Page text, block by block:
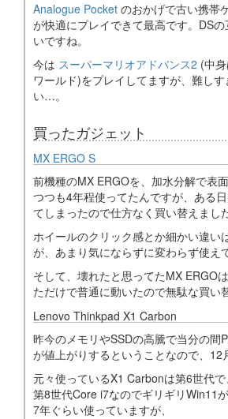
Analogue Pocket のおかげで古い携帯
が快適にプレイできて最高です。DS
いですね。
今は スーパーマリオアドバンス2 (中
ワールド)をプレイしてますが、難し
い…。
買ったガジェット
MX ERGO S
前機種のMX ERGOを、加水分解で表
つつも4年程使ってたんですが、ある
てしまったので仕方なく買い替えました
ホイールのクリック感とか細かい違い
が、あまり気にならずに変わらず使え
そして、壊れたと思ってたMX ERGO
ただけで普通に動いたので無駄な買い
Lenovo Thinkpad X1 Carbon
昨今のメモリやSSDの高騰で当分の間
が値上がりするということなので、12
元々使っているX1 Carbonは第6世代
第8世代Core i7なのでギリギリWin11
7年ぐらい使っていますが、